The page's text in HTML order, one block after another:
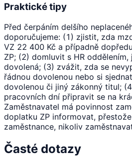
Praktické tipy
Před čerpáním delšího
doporučujeme: (1) zjistit, zda
VZ 22 400 Kč a případně
ZP; (2) domluvit s HR oddělením,
dovolená; (3) zvážit, zda se
řádnou dovolenou nebo si
dovolenou či jiný zákonný titul;
pracovních dní připravit se na
Zaměstnavatel má povinnost
doplatku ZP informovat,
zaměstnance, nikoliv
Časté dotazy